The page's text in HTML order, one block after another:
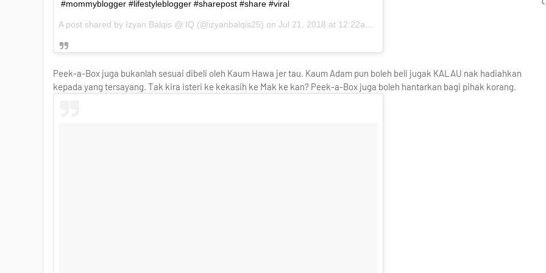
#mommyblogger #lifestyleblogger #sharepost #share #viral
A post shared by Izyan Balqis @ IQ (@izyanbalqis25) on Jul 21, 2018 at 12:22am PDT
Peek-a-Box juga bukanlah sesuai dibeli oleh Kaum Hawa jer tau. Kaum Adam pun boleh beli jugak KALAU nak hadiahkan
kepada yang tersayang. Tak kira isteri ke kekasih ke Mak ke kan? Peek-a-Box juga boleh hantarkan bagi pihak korang.